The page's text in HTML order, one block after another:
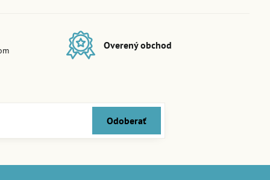
Overený obchod
Odoberať